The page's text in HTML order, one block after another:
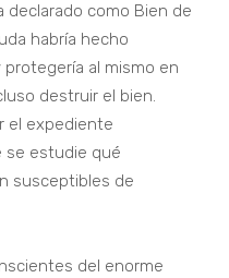
declarado como Bien de
habría hecho
protegería al mismo en
destruir el bien.
el expediente
se estudie qué
susceptibles de
del enorme